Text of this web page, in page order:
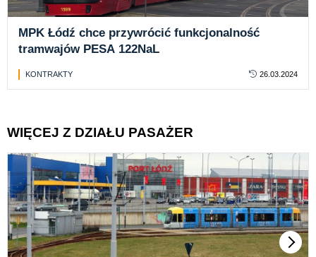
MPK Łódź chce przywrócić funkcjonalność
tramwajów PESA 122NaL
KONTRAKTY 26.03.2024
WIĘCEJ Z DZIAŁU PASAŻER